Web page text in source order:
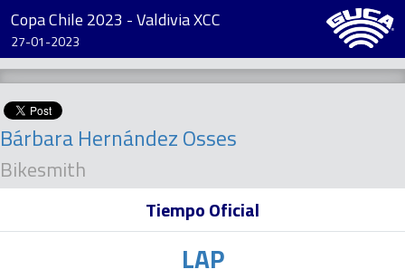
Copa Chile 2023 - Valdivia XCC
27-01-2023
Bárbara Hernández Osses
Bikesmith
Tiempo Oficial
LAP